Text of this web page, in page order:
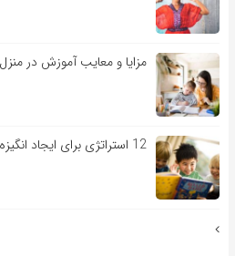
مزایا و معایب آموزش در منزل
12 استراتژی برای ایجاد انگیزه در کودک برای یادگیری